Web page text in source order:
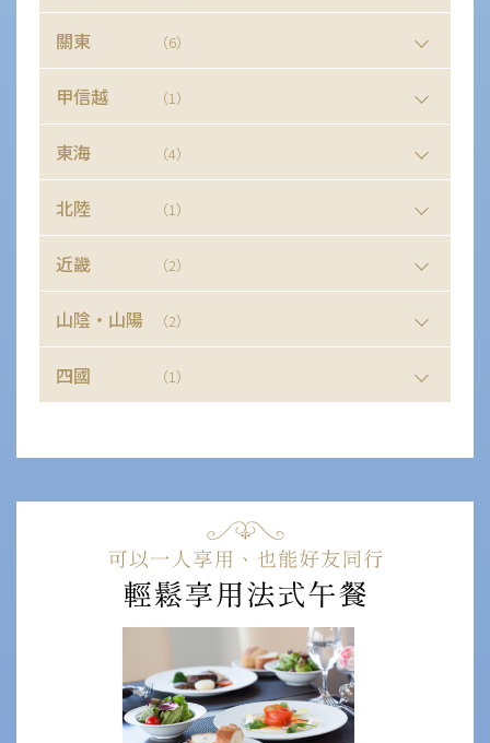
關東 （6）
甲信越 （1）
東海 （4）
北陸 （1）
近畿 （2）
山陰・山陽 （2）
四國 （1）